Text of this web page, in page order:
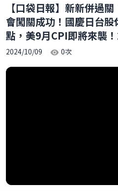
【口袋日報】新新併過
會闖關成功！國慶日台
點，美9月CPI即將來襲
2024/10/09 0次